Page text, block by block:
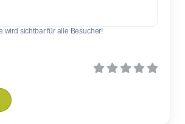
wird sichtbar für alle Besucher!